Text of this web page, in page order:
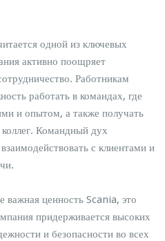
одной из ключевых
активно поощряет
Работникам
работать в командах, где
и опытом, а также получать
Командный дух
с клиентами и
важная ценность Scania, это
придерживается высоких
и безопасности во всех